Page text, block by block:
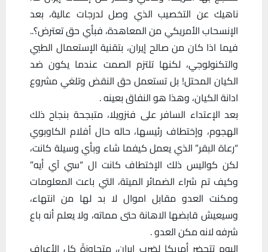
ناهيك عن التخصيب الذي وصل لدرجات عالية، بعد
الإنسحاب الأمريكي من المعاهدة، فبأي حق تعترض؟..
فيما اذا كان من صالح إيران، بتقنية الإستعمال الطبي
والتكنولوجي، لكنها تلتزم الصمت عندما يكون ضد
الكيان المحتل! بل تستعمل حق النقض وتلغي مشروع
ادانة الكيان، وهذا هو النفاق بعينه .
بعد الإعتداء السافر على فنزويلا، متبجحة بنجاح ذلك
الهجوم، وإختطاف رئيسها، حاله حال أفلام الكاوبوي
“رعاة البقر” الذي يعمل كيفما شاء وبأي وسيلة كانت،
لكن كواليس ذلك الإختطاف كانت ال “سي آي أيه”
وكيف تم شراء الضمائر الميتة، التي باعت المعلومات
ومكنت العدو مقابل اموال لا بد لها من انتهاء،
وسيعيش قابضها الاهانة حتى مماته، ولا يعلم أنه باع
شرفه لانه مكن العدو .
اليوم تتحضر أمريكا لضرب إيران، متجاوزةً كل الأعراف